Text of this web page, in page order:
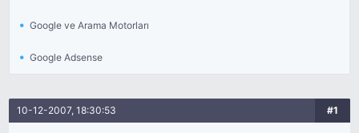
Google ve Arama Motorları
Google Adsense
10-12-2007, 18:30:53 #1